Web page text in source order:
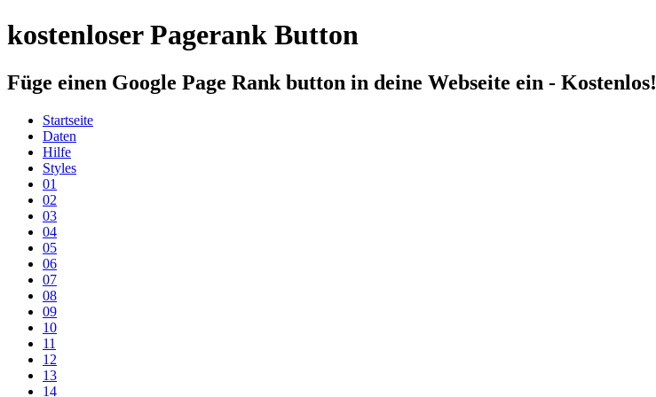
kostenloser Pagerank Button
Füge einen Google Page Rank button in deine Webseite ein - Kostenlos!
Startseite
Daten
Hilfe
Styles
01
02
03
04
05
06
07
08
09
10
11
12
13
14